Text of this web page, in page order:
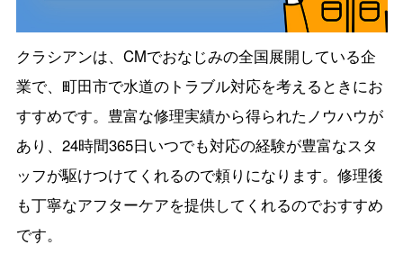
クラシアンは、CMでおなじみの全国展開している企
業で、町田市で水道のトラブル対応を考えるときにお
すすめです。豊富な修理実績から得られたノウハウが
あり、24時間365日いつでも対応の経験が豊富なスタ
ッフが駆けつけてくれるので頼りになります。修理後
も丁寧なアフターケアを提供してくれるのでおすすめ
です。